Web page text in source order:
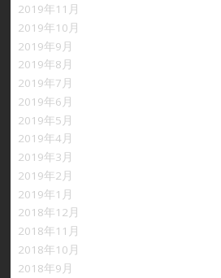
2019年11月
2019年10月
2019年9月
2019年8月
2019年7月
2019年6月
2019年5月
2019年4月
2019年3月
2019年2月
2019年1月
2018年12月
2018年11月
2018年10月
2018年9月